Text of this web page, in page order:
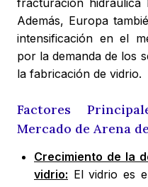
fracturación hidráulica
Además, Europa
intensificación en el
por la demanda de los
la fabricación de vidrio.
Factores
Mercado de Arena
Crecimiento de la
vidrio: El vidrio es